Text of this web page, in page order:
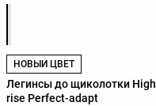
НОВЫЙ ЦВЕТ
Легинсы до щиколотки High
rise Perfect-adapt